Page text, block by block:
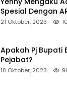
Spesial
21 Oktober, 2023
Apakah Pj Bupati
Pejabat?
18 Oktober, 2023